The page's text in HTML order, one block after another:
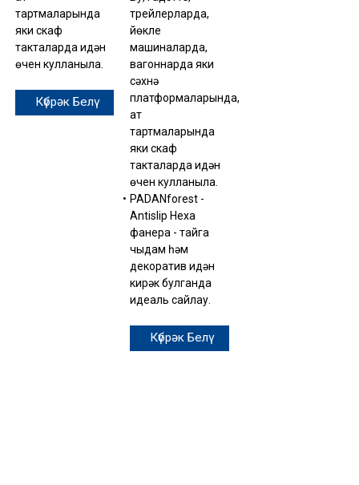
тартмаларында
яки скаф
такталарда идән
өчен кулланыла.
Күбрәк Белү
трейлерларда,
йөкле
машиналарда,
вагоннарда яки
сәхнә
платформаларында,
ат
тартмаларында
яки скаф
такталарда идән
өчен кулланыла.
PADANforest -
Antislip Hexa
фанера - тайга
чыдам һәм
декоратив идән
кирәк булганда
идеаль сайлау.
Күбрәк Белү